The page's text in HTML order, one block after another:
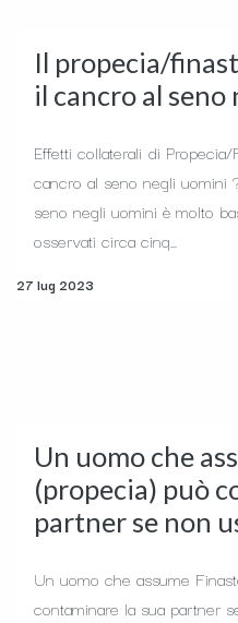
Il propecia/
il cancro al
Effetti collaterali di
cancro al seno negli uomini
seno negli uomini è molto
osservati circa cinq...
27 lug 2023
Un uomo che
(propecia) può
partner se non
Un uomo che assume
contaminare la sua partner